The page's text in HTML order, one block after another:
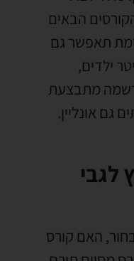
הבאים
תאפשר גם
ילדים,
מתבצעת
גם אונליין.
לגבי
האם קורס